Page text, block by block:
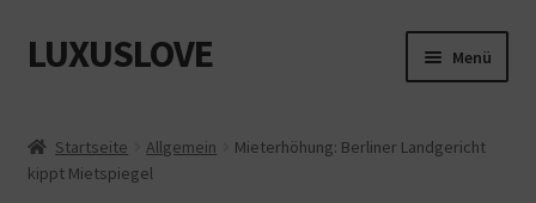
Zur
Navigation
Zum
Inhalt
LUXUSLOVE Menü
Cookie-Richtlinie (EU)
Startseite Allgemein
Mieterhöhung: Berliner Landgericht
kippt Mietspiegel